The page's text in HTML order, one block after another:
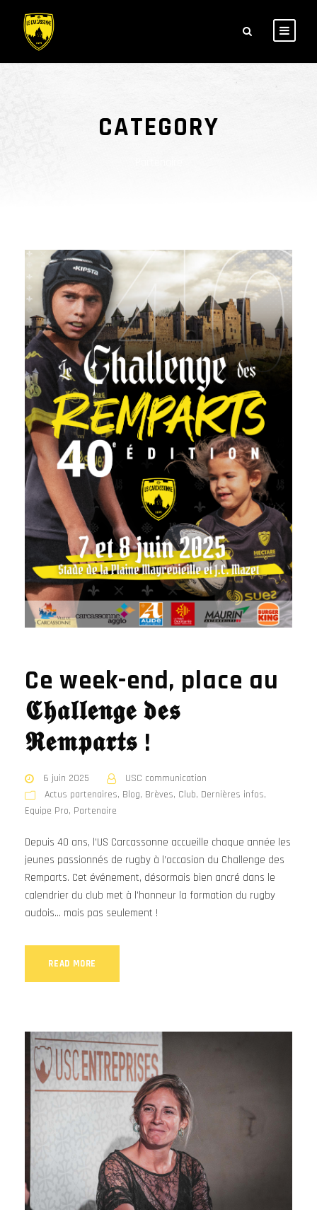
CATEGORY
Ce week-end, place au
𝕮𝖍𝖆𝖑𝖑𝖊𝖓𝖌𝖊 𝖉𝖊𝖘
𝕽𝖊𝖒𝖕𝖆𝖗𝖙𝖘 !
6 juin 2025
USC communication
Actus partenaires, Blog, Brèves, Club, Dernières infos,
Equipe Pro, Partenaire
Depuis 40 ans, l’US Carcassonne accueille chaque année les
jeunes passionnés de rugby à l’occasion du Challenge des
Remparts. Cet événement, désormais bien ancré dans le
calendrier du club met à l'honneur la formation du rugby
audois... mais pas seulement !
READ MORE